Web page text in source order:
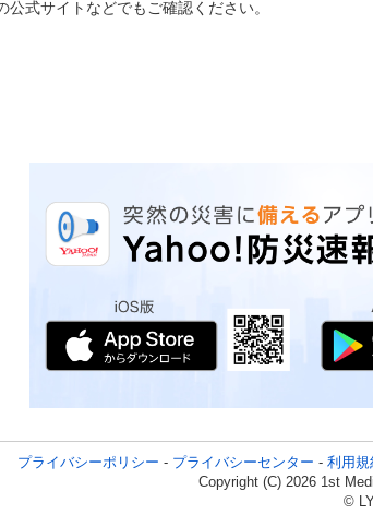
公式サイトなどでもご確認ください。
プライバシーポリシー - プライバシーセンター - 利用規
Copyright (C) 2026 1st
©